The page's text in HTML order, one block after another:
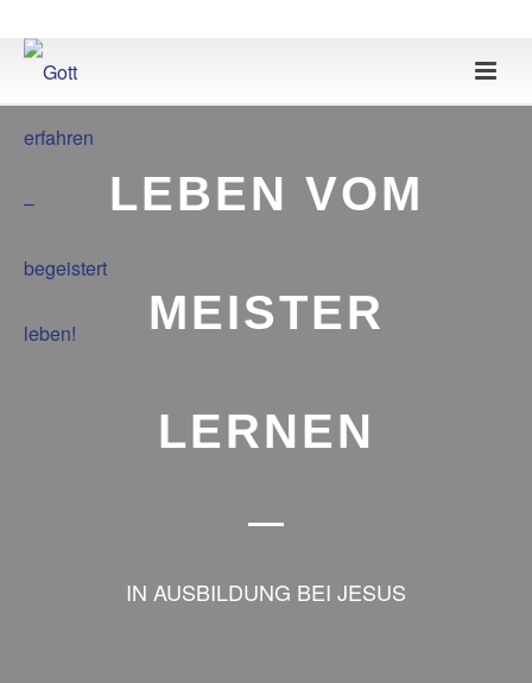
LEBEN VOM
MEISTER
LERNEN
IN AUSBILDUNG BEI JESUS